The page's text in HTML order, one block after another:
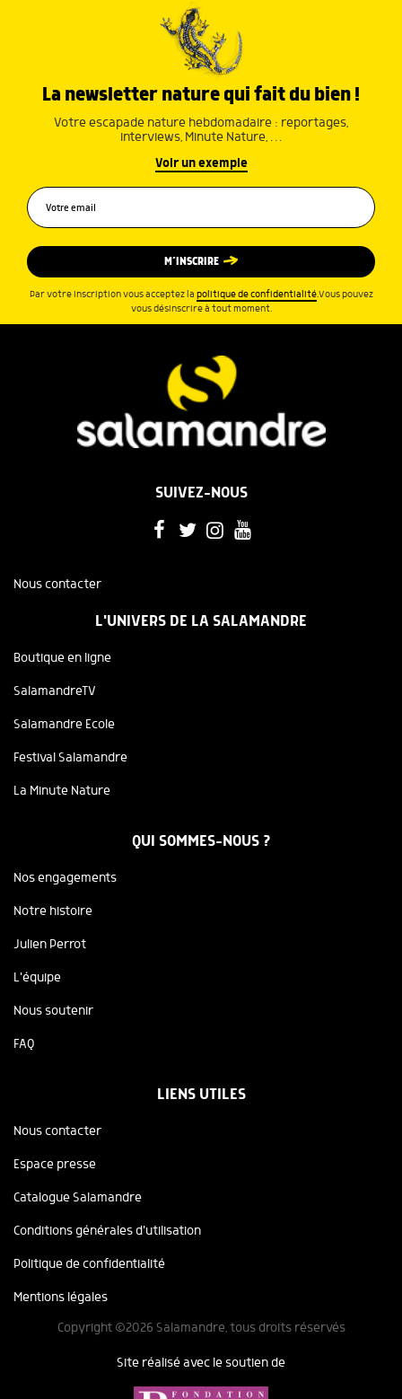
La newsletter nature qui fait du bien !
Votre escapade nature hebdomadaire : reportages,
interviews, Minute Nature, …
Voir un exemple
M’INSCRIRE
Par votre inscription vous acceptez la politique de confidentialité.Vous pouvez
vous désinscrire à tout moment.
SUIVEZ-NOUS
Nous contacter
L'UNIVERS DE LA SALAMANDRE
Boutique en ligne
SalamandreTV
Salamandre Ecole
Festival Salamandre
La Minute Nature
QUI SOMMES-NOUS ?
Nos engagements
Notre histoire
Julien Perrot
L'équipe
Nous soutenir
FAQ
LIENS UTILES
Nous contacter
Espace presse
Catalogue Salamandre
Conditions générales d'utilisation
Politique de confidentialité
Mentions légales
Copyright ©2026 Salamandre, tous droits réservés
Site réalisé avec le soutien de